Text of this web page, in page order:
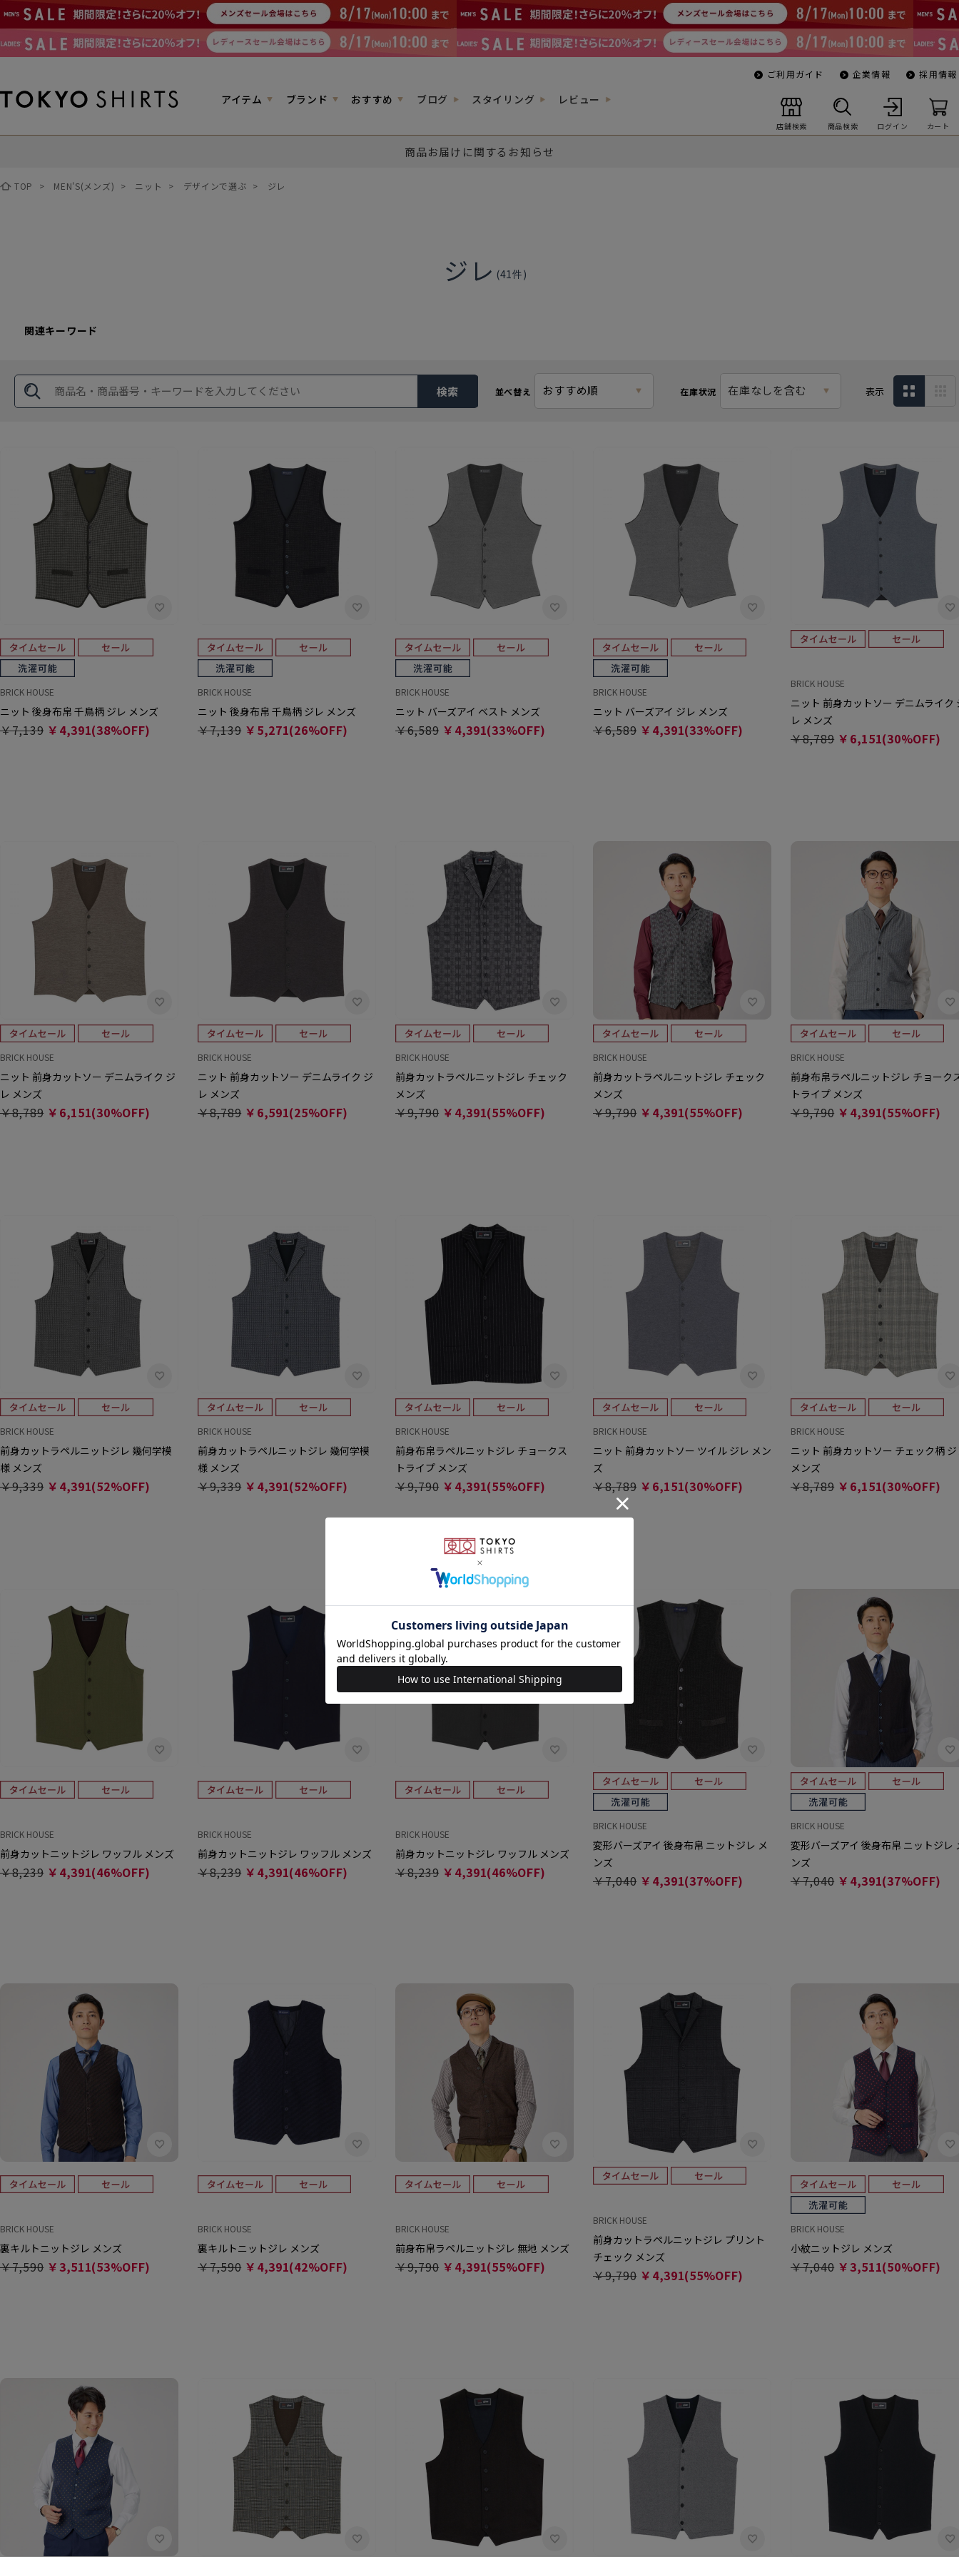
アイテム ブランド おすすめ ブログ スタイリング レビュー
ご利用ガイド 企業情報 採用情報
店舗検索 商品検索 ログイン カート
商品お届けに関するお知らせ
TOP > MEN'S(メンズ) > ニット > デザインで選ぶ > ジレ
ジレ (41件)
関連キーワード
検索 並べ替え おすすめ順 在庫状況 在庫なしを含む 表示
BRICK HOUSE
ニット 後身布帛 千鳥柄 ジレ メンズ
￥7,139 ￥4,391(38%OFF)
BRICK HOUSE
ニット 後身布帛 千鳥柄 ジレ メンズ
￥7,139 ￥5,271(26%OFF)
BRICK HOUSE
ニット バーズアイ ベスト メンズ
￥6,589 ￥4,391(33%OFF)
BRICK HOUSE
ニット バーズアイ ジレ メンズ
￥6,589 ￥4,391(33%OFF)
BRICK HOUSE
ニット 前身カットソー デニムライク
レ メンズ
￥8,789 ￥6,151(30%OFF)
BRICK HOUSE
ニット 前身カットソー デニムライク ジ
レ メンズ
￥8,789 ￥6,151(30%OFF)
BRICK HOUSE
ニット 前身カットソー デニムライク ジ
レ メンズ
￥8,789 ￥6,591(25%OFF)
BRICK HOUSE
前身カットラペルニットジレ チェック
メンズ
￥9,790 ￥4,391(55%OFF)
BRICK HOUSE
前身カットラペルニットジレ チェック
メンズ
￥9,790 ￥4,391(55%OFF)
BRICK HOUSE
前身布帛ラペルニットジレ チョーク
トライプ メンズ
￥9,790 ￥4,391(55%OFF)
BRICK HOUSE
前身カットラペルニットジレ 幾何学模
様 メンズ
￥9,339 ￥4,391(52%OFF)
BRICK HOUSE
前身カットラペルニットジレ 幾何学模
様 メンズ
￥9,339 ￥4,391(52%OFF)
BRICK HOUSE
前身布帛ラペルニットジレ チョークス
トライプ メンズ
￥9,790 ￥4,391(55%OFF)
BRICK HOUSE
ニット 前身カットソー ツイル ジレ メン
ズ
￥8,789 ￥6,151(30%OFF)
BRICK HOUSE
ニット 前身カットソー チェック柄
メンズ
￥8,789 ￥6,151(30%OFF)
BRICK HOUSE
前身カットニットジレ ワッフル メンズ
￥8,239 ￥4,391(46%OFF)
BRICK HOUSE
前身カットニットジレ ワッフル メンズ
￥8,239 ￥4,391(46%OFF)
BRICK HOUSE
前身カットニットジレ ワッフル メンズ
￥8,239 ￥4,391(46%OFF)
BRICK HOUSE
変形バーズアイ 後身布帛 ニットジレ メ
ンズ
￥7,040 ￥4,391(37%OFF)
BRICK HOUSE
変形バーズアイ 後身布帛 ニットジレ
ンズ
￥7,040 ￥4,391(37%OFF)
BRICK HOUSE
裏キルトニットジレ メンズ
￥7,590 ￥3,511(53%OFF)
BRICK HOUSE
裏キルトニットジレ メンズ
￥7,590 ￥4,391(42%OFF)
BRICK HOUSE
前身布帛ラペルニットジレ 無地 メンズ
￥9,790 ￥4,391(55%OFF)
BRICK HOUSE
前身カットラペルニットジレ プリント
チェック メンズ
￥9,790 ￥4,391(55%OFF)
BRICK HOUSE
小紋ニットジレ メンズ
￥7,040 ￥3,511(50%OFF)